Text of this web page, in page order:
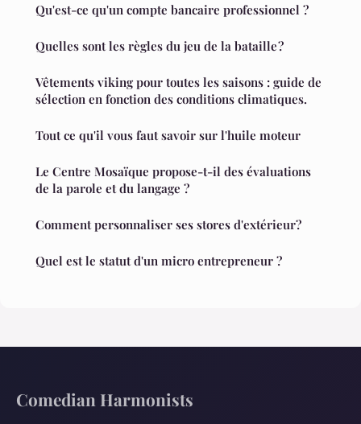
Qu'est-ce qu'un compte bancaire professionnel ?
Quelles sont les règles du jeu de la bataille ?
Vêtements viking pour toutes les saisons : guide de
sélection en fonction des conditions climatiques.
Tout ce qu'il vous faut savoir sur l'huile moteur
Le Centre Mosaïque propose-t-il des évaluations
de la parole et du langage ?
Comment personnaliser ses stores d'extérieur?
Quel est le statut d'un micro entrepreneur ?
Comedian Harmonists